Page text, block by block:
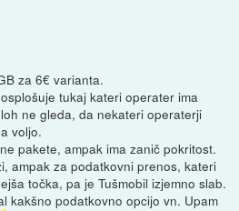
za 6€ varianta.
tukaj kateri operater ima
ne gleda, da nekateri operaterji
voljo.
pakete, ampak ima zanič pokritost.
ampak za podatkovni prenos, kateri
točka, pa je Tušmobil izjemno slab.
kakšno podatkovno opcijo vn. Upam